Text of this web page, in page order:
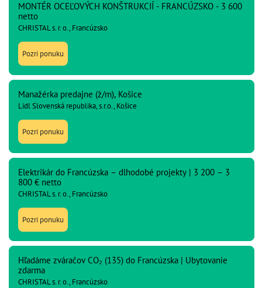
MONTÉR OCEĽOVÝCH KONŠTRUKCIÍ - FRANCÚZSKO - 3 600
netto
CHRISTAL s. r. o., Francúzsko
Pozri ponuku
Manažérka predajne (ž/m), Košice
Lidl Slovenská republika, s.r.o., Košice
Pozri ponuku
Elektrikár do Francúzska – dlhodobé projekty | 3 200 – 3
800 € netto
CHRISTAL s. r. o., Francúzsko
Pozri ponuku
Hľadáme zváračov CO₂ (135) do Francúzska | Ubytovanie
zdarma
CHRISTAL s. r. o., Francúzsko